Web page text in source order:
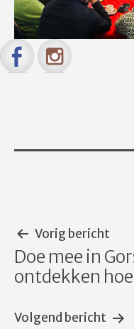
Bericht
navigatie
Vorig bericht
Doe mee in
ontdekken
Volgend bericht